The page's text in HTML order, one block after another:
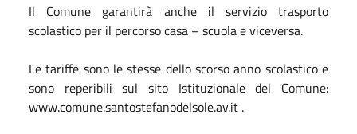
Il Comune garantirà anche il servizio trasporto
scolastico per il percorso casa – scuola e viceversa.
Le tariffe sono le stesse dello scorso anno scolastico e
sono reperibili sul sito Istituzionale del Comune:
www.comune.santostefanodelsole.av.it .